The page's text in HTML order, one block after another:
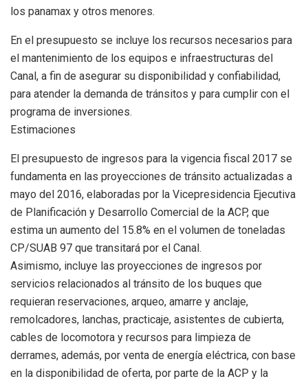
los panamax y otros menores.
En el presupuesto se incluye los recursos necesarios para
el mantenimiento de los equipos e infraestructuras del
Canal, a fin de asegurar su disponibilidad y confiabilidad,
para atender la demanda de tránsitos y para cumplir con el
programa de inversiones.
Estimaciones
El presupuesto de ingresos para la vigencia fiscal 2017 se
fundamenta en las proyecciones de tránsito actualizadas a
mayo del 2016, elaboradas por la Vicepresidencia Ejecutiva
de Planificación y Desarrollo Comercial de la ACP, que
estima un aumento del 15.8% en el volumen de toneladas
CP/SUAB 97 que transitará por el Canal.
Asimismo, incluye las proyecciones de ingresos por
servicios relacionados al tránsito de los buques que
requieran reservaciones, arqueo, amarre y anclaje,
remolcadores, lanchas, practicaje, asistentes de cubierta,
cables de locomotora y recursos para limpieza de
derrames, además, por venta de energía eléctrica, con base
en la disponibilidad de oferta, por parte de la ACP y la